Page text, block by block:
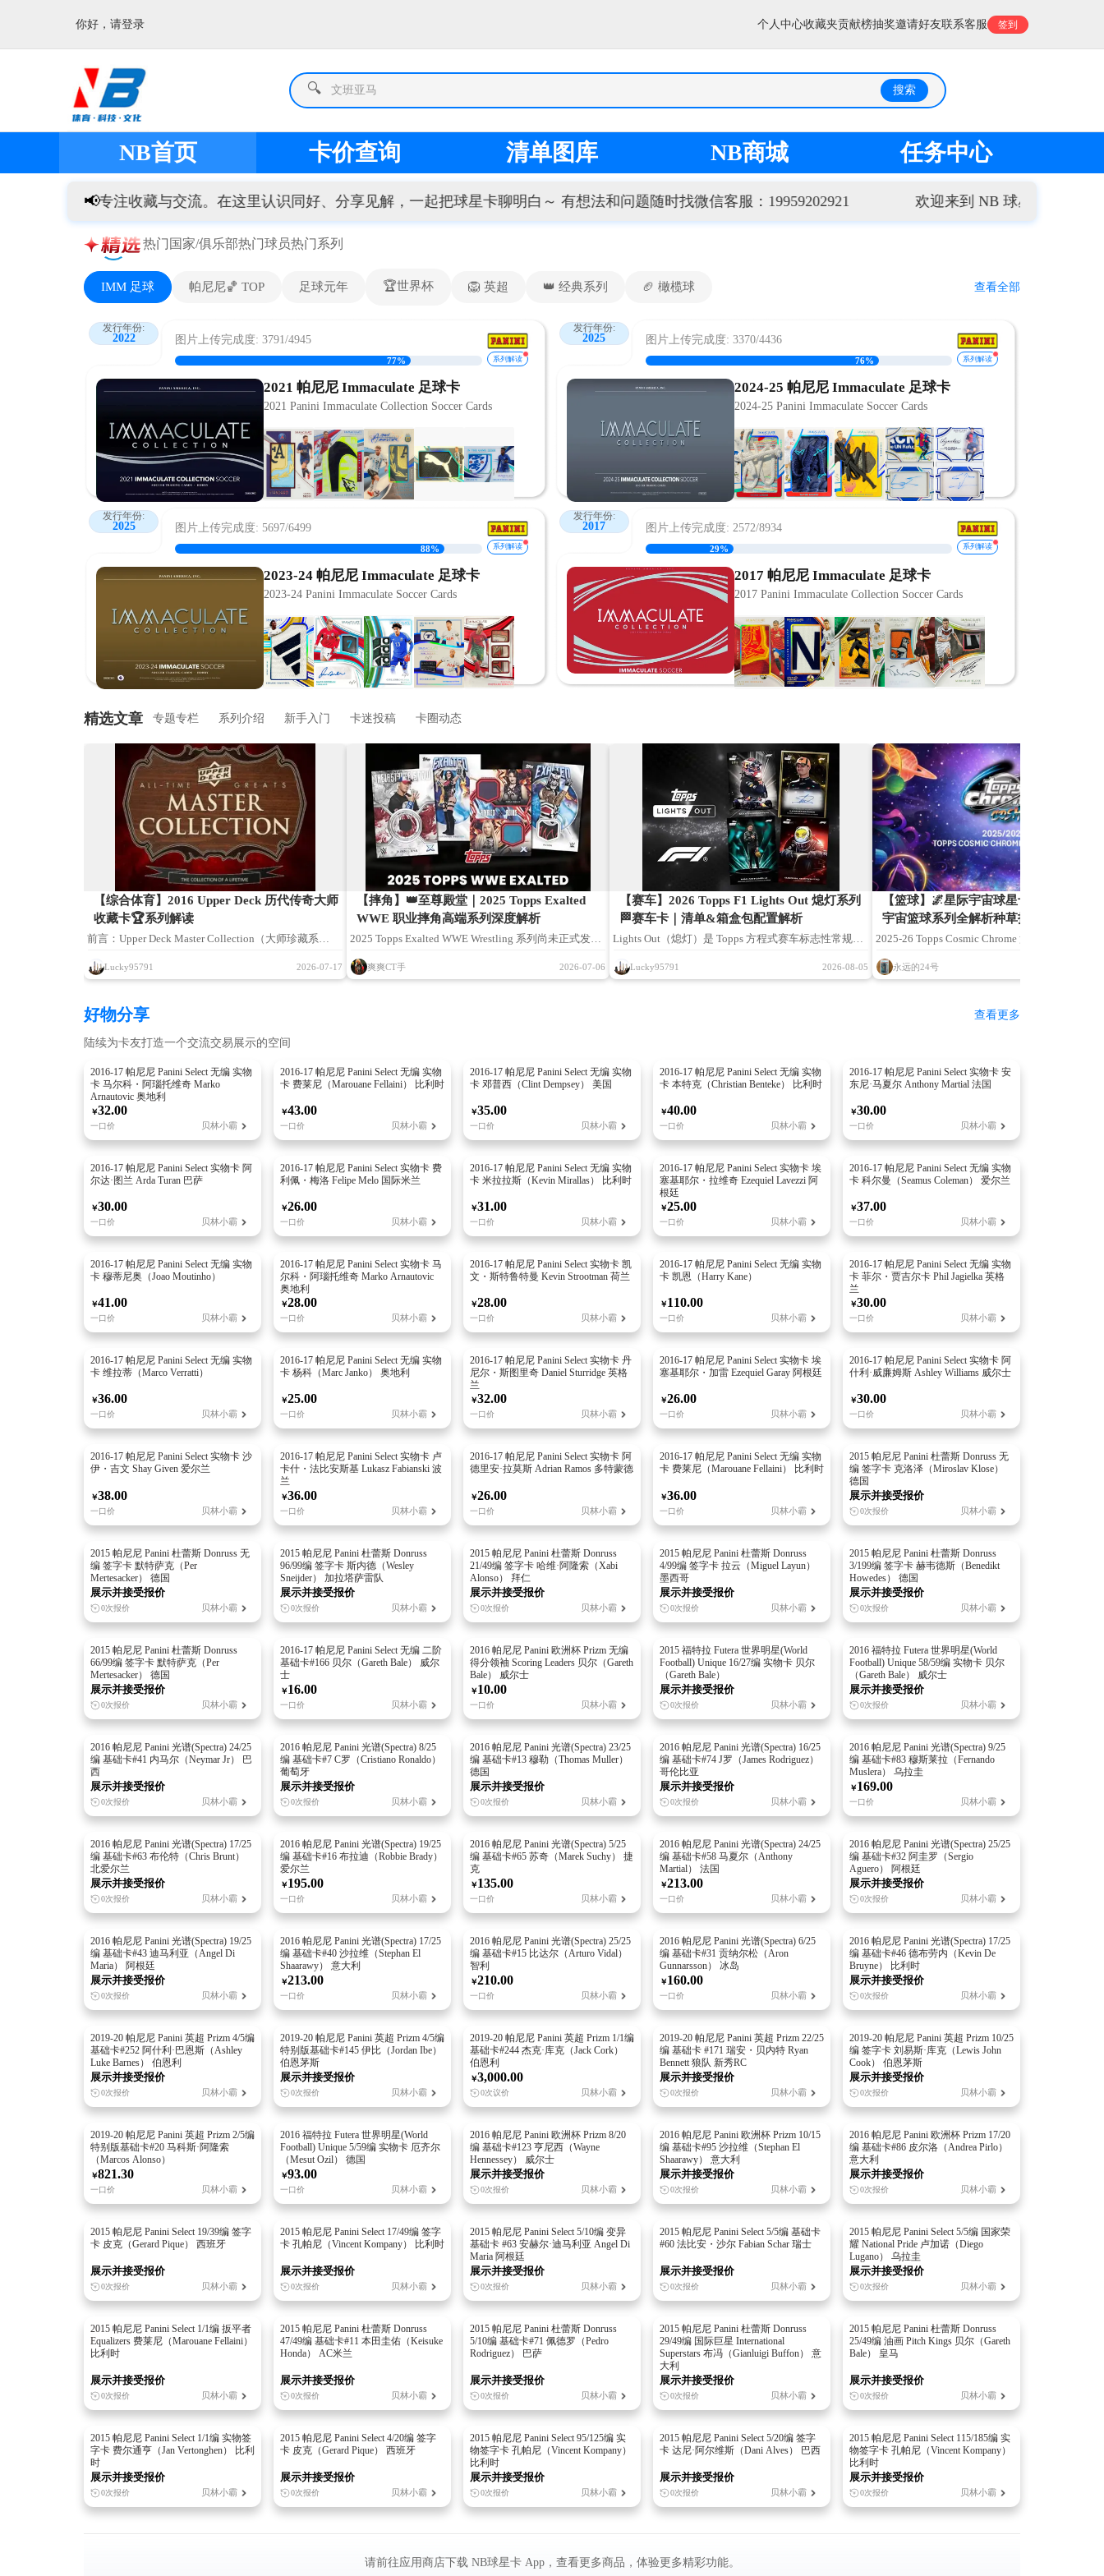
你好，请登录 个人中心收藏夹贡献榜抽奖邀请好友联系客服 签到
🔍 梅西 搜索
NB首页 卡价查询 清单图库 NB商城 任务中心
📢
卡 ✨ 专注收藏与交流。在这里认识同好、分享见解，一起把球星卡聊明白～ 有想法和问题随时找微信客服：19959202921 欢迎来到 NB 球星卡 ✨ 专注收藏
热门国家/俱乐部热门球员热门系列
IMM 足球 帕尼尼🏀 TOP 足球元年 🏆世界杯 🦁 英超 👑 经典系列 🏈 橄榄球 查看全部
发行年份:
2022 图片上传完成度: 3791/4945
77% 系列解读
2021 帕尼尼 Immaculate 足球卡
2021 Panini Immaculate Collection Soccer Cards
发行年份:
2025 图片上传完成度: 3370/4436
76% 系列解读
2024-25 帕尼尼 Immaculate 足球卡
2024-25 Panini Immaculate Soccer Cards
发行年份:
2025 图片上传完成度: 5697/6499
88% 系列解读
2023-24 帕尼尼 Immaculate 足球卡
2023-24 Panini Immaculate Soccer Cards
发行年份:
2017 图片上传完成度: 2572/8934
29% 系列解读
2017 帕尼尼 Immaculate 足球卡
2017 Panini Immaculate Collection Soccer Cards
精选文章 专题专栏 系列介绍 新手入门 卡迷投稿 卡圈动态
【综合体育】2016 Upper Deck 历代传奇大师
收藏卡🏆系列解读
前言：Upper Deck Master Collection（大师珍藏系
列），是 UD 阵营定位殿堂级顶配的高端收藏产品线。
2016 All-Time Greats Master Collection【历代传奇大师
典藏】，打破球星卡与高端艺术收藏品之间的边界。该
系列摒弃传统卡包零售模式，以成套藏品封装于手工实
木典藏木箱定向发售，面向全球顶级藏家打造，集结跨
项目划时代体坛巨星，堪称 Upper Deck 发展史上工艺
与规格最为奢华的成套球星卡代表作之一。
Lucky95791 2026-07-17
【摔角】👑至尊殿堂｜2025 Topps Exalted
WWE 职业摔角高端系列深度解析
2025 Topps Exalted WWE Wrestling 系列尚未正式发
售，本文依托 Topps 官方披露资讯、WWE 球星卡行业
资料、同高端产品线历年产品经验综合整理分析。如有
爽爽CT手 2026-07-06
【赛车】2026 Topps F1 Lights Out 熄灯系列
🏁赛车卡｜清单&箱盒包配置解析
Lights Out（熄灯）是 Topps 方程式赛车标志性常规产
品线，“Lights Out” 取自 F1 发车五盏红灯熄灭、比赛正
式开跑的经典赛场名场面，赛道氛围感极强。本款
限量蓝宝石、旗舰赛车盒，本系列不设置高额门槛，同
步覆盖现役 F1 车手、F2/F3 潜力青年车手、传奇名宿签
字，打通现役热度与新秀长期升值两大收藏赛道，也是
每年 F1 收藏市场流通量最高的基础主线产品。
Lucky95791 2026-08-05
【篮球】🌌星际宇宙球星卡｜2025-26
宇宙篮球系列全解析种草指南🌱
2025-26 Topps Cosmic Chrome 篮球球星卡系列
式发售，本文内容基于 Topps 官方公开资料、海
平台信息、历年同产品线发售经验综合整理分析
永远的24号
好物分享 查看更多
陆续为卡友打造一个交流交易展示的空间
2016-17 帕尼尼 Panini Select 无编 实物
卡 马尔科・阿瑙托维奇 Marko
Arnautovic 奥地利
￥32.00
一口价 贝林小霸
2016-17 帕尼尼 Panini Select 无编 实物
卡 费莱尼（Marouane Fellaini） 比利时
￥43.00
一口价 贝林小霸
2016-17 帕尼尼 Panini Select 无编 实物
卡 邓普西（Clint Dempsey） 美国
￥35.00
一口价 贝林小霸
2016-17 帕尼尼 Panini Select 无编 实物
卡 本特克（Christian Benteke） 比利时
￥40.00
一口价 贝林小霸
2016-17 帕尼尼 Panini Select 实物卡 安
东尼·马夏尔 Anthony Martial 法国
￥30.00
一口价 贝林小霸
2016-17 帕尼尼 Panini Select 实物卡 阿
尔达·图兰 Arda Turan 巴萨
￥30.00
一口价 贝林小霸
2016-17 帕尼尼 Panini Select 实物卡 费
利佩・梅洛 Felipe Melo 国际米兰
￥26.00
一口价 贝林小霸
2016-17 帕尼尼 Panini Select 无编 实物
卡 米拉拉斯（Kevin Mirallas） 比利时
￥31.00
一口价 贝林小霸
2016-17 帕尼尼 Panini Select 实物卡 埃
塞基耶尔・拉维奇 Ezequiel Lavezzi 阿
根廷
￥25.00
一口价 贝林小霸
2016-17 帕尼尼 Panini Select 无编 实物
卡 科尔曼（Seamus Coleman） 爱尔兰
￥37.00
一口价 贝林小霸
2016-17 帕尼尼 Panini Select 无编 实物
卡 穆蒂尼奥（Joao Moutinho）
￥41.00
一口价 贝林小霸
2016-17 帕尼尼 Panini Select 实物卡 马
尔科・阿瑙托维奇 Marko Arnautovic
奥地利
￥28.00
一口价 贝林小霸
2016-17 帕尼尼 Panini Select 实物卡 凯
文・斯特鲁特曼 Kevin Strootman 荷兰
￥28.00
一口价 贝林小霸
2016-17 帕尼尼 Panini Select 无编 实物
卡 凯恩（Harry Kane）
￥110.00
一口价 贝林小霸
2016-17 帕尼尼 Panini Select 无编 实物
卡 菲尔・贾吉尔卡 Phil Jagielka 英格
兰
￥30.00
一口价 贝林小霸
2016-17 帕尼尼 Panini Select 无编 实物
卡 维拉蒂（Marco Verratti）
￥36.00
一口价 贝林小霸
2016-17 帕尼尼 Panini Select 无编 实物
卡 杨科（Marc Janko） 奥地利
￥25.00
一口价 贝林小霸
2016-17 帕尼尼 Panini Select 实物卡 丹
尼尔・斯图里奇 Daniel Sturridge 英格
兰
￥32.00
一口价 贝林小霸
2016-17 帕尼尼 Panini Select 实物卡 埃
塞基耶尔・加雷 Ezequiel Garay 阿根廷
￥26.00
一口价 贝林小霸
2016-17 帕尼尼 Panini Select 实物卡 阿
什利·威廉姆斯 Ashley Williams 威尔士
￥30.00
一口价 贝林小霸
2016-17 帕尼尼 Panini Select 实物卡 沙
伊・吉文 Shay Given 爱尔兰
￥38.00
一口价 贝林小霸
2016-17 帕尼尼 Panini Select 实物卡 卢
卡什・法比安斯基 Lukasz Fabianski 波
兰
￥36.00
一口价 贝林小霸
2016-17 帕尼尼 Panini Select 实物卡 阿
德里安·拉莫斯 Adrian Ramos 多特蒙德
￥26.00
一口价 贝林小霸
2016-17 帕尼尼 Panini Select 无编 实物
卡 费莱尼（Marouane Fellaini） 比利时
￥36.00
一口价 贝林小霸
2015 帕尼尼 Panini 杜蕾斯 Donruss 无
编 签字卡 克洛泽（Miroslav Klose）
德国
展示并接受报价
0次报价 贝林小霸
2015 帕尼尼 Panini 杜蕾斯 Donruss 无
编 签字卡 默特萨克（Per
Mertesacker） 德国
展示并接受报价
0次报价 贝林小霸
2015 帕尼尼 Panini 杜蕾斯 Donruss
96/99编 签字卡 斯内德（Wesley
Sneijder） 加拉塔萨雷队
展示并接受报价
0次报价 贝林小霸
2015 帕尼尼 Panini 杜蕾斯 Donruss
21/49编 签字卡 哈维·阿隆索（Xabi
Alonso） 拜仁
展示并接受报价
0次报价 贝林小霸
2015 帕尼尼 Panini 杜蕾斯 Donruss
4/99编 签字卡 拉云（Miguel Layun）
墨西哥
展示并接受报价
0次报价 贝林小霸
2015 帕尼尼 Panini 杜蕾斯 Donruss
3/199编 签字卡 赫韦德斯（Benedikt
Howedes） 德国
展示并接受报价
0次报价 贝林小霸
2015 帕尼尼 Panini 杜蕾斯 Donruss
66/99编 签字卡 默特萨克（Per
Mertesacker） 德国
展示并接受报价
0次报价 贝林小霸
2016-17 帕尼尼 Panini Select 无编 二阶
基础卡#166 贝尔（Gareth Bale） 威尔
士
￥16.00
一口价 贝林小霸
2016 帕尼尼 Panini 欧洲杯 Prizm 无编
得分领袖 Scoring Leaders 贝尔（Gareth
Bale） 威尔士
￥10.00
一口价 贝林小霸
2015 福特拉 Futera 世界明星(World
Football) Unique 16/27编 实物卡 贝尔
（Gareth Bale）
展示并接受报价
0次报价 贝林小霸
2016 福特拉 Futera 世界明星(World
Football) Unique 58/59编 实物卡 贝尔
（Gareth Bale） 威尔士
展示并接受报价
0次报价 贝林小霸
2016 帕尼尼 Panini 光谱(Spectra) 24/25
编 基础卡#41 内马尔（Neymar Jr） 巴
西
展示并接受报价
0次报价 贝林小霸
2016 帕尼尼 Panini 光谱(Spectra) 8/25
编 基础卡#7 C罗（Cristiano Ronaldo）
葡萄牙
展示并接受报价
0次报价 贝林小霸
2016 帕尼尼 Panini 光谱(Spectra) 23/25
编 基础卡#13 穆勒（Thomas Muller）
德国
展示并接受报价
0次报价 贝林小霸
2016 帕尼尼 Panini 光谱(Spectra) 16/25
编 基础卡#74 J罗（James Rodriguez）
哥伦比亚
展示并接受报价
0次报价 贝林小霸
2016 帕尼尼 Panini 光谱(Spectra) 9/25
编 基础卡#83 穆斯莱拉（Fernando
Muslera） 乌拉圭
￥169.00
一口价 贝林小霸
2016 帕尼尼 Panini 光谱(Spectra) 17/25
编 基础卡#63 布伦特（Chris Brunt）
北爱尔兰
展示并接受报价
0次报价 贝林小霸
2016 帕尼尼 Panini 光谱(Spectra) 19/25
编 基础卡#16 布拉迪（Robbie Brady）
爱尔兰
￥195.00
一口价 贝林小霸
2016 帕尼尼 Panini 光谱(Spectra) 5/25
编 基础卡#65 苏奇（Marek Suchy） 捷
克
￥135.00
一口价 贝林小霸
2016 帕尼尼 Panini 光谱(Spectra) 24/25
编 基础卡#58 马夏尔（Anthony
Martial） 法国
￥213.00
一口价 贝林小霸
2016 帕尼尼 Panini 光谱(Spectra) 25/25
编 基础卡#32 阿圭罗（Sergio
Aguero） 阿根廷
展示并接受报价
0次报价 贝林小霸
2016 帕尼尼 Panini 光谱(Spectra) 19/25
编 基础卡#43 迪马利亚（Angel Di
Maria） 阿根廷
展示并接受报价
0次报价 贝林小霸
2016 帕尼尼 Panini 光谱(Spectra) 17/25
编 基础卡#40 沙拉维（Stephan El
Shaarawy） 意大利
￥213.00
一口价 贝林小霸
2016 帕尼尼 Panini 光谱(Spectra) 25/25
编 基础卡#15 比达尔（Arturo Vidal）
智利
￥210.00
一口价 贝林小霸
2016 帕尼尼 Panini 光谱(Spectra) 6/25
编 基础卡#31 贡纳尔松（Aron
Gunnarsson） 冰岛
￥160.00
一口价 贝林小霸
2016 帕尼尼 Panini 光谱(Spectra) 17/25
编 基础卡#46 德布劳内（Kevin De
Bruyne） 比利时
展示并接受报价
0次报价 贝林小霸
2019-20 帕尼尼 Panini 英超 Prizm 4/5编
基础卡#252 阿什利·巴恩斯（Ashley
Luke Barnes） 伯恩利
展示并接受报价
0次报价 贝林小霸
2019-20 帕尼尼 Panini 英超 Prizm 4/5编
特别版基础卡#145 伊比（Jordan Ibe）
伯恩茅斯
展示并接受报价
0次报价 贝林小霸
2019-20 帕尼尼 Panini 英超 Prizm 1/1编
基础卡#244 杰克·库克（Jack Cork）
伯恩利
￥3,000.00
0次议价 贝林小霸
2019-20 帕尼尼 Panini 英超 Prizm 22/25
编 基础卡 #171 瑞安・贝内特 Ryan
Bennett 狼队 新秀RC
展示并接受报价
0次报价 贝林小霸
2019-20 帕尼尼 Panini 英超 Prizm 10/25
编 签字卡 刘易斯·库克（Lewis John
Cook） 伯恩茅斯
展示并接受报价
0次报价 贝林小霸
2019-20 帕尼尼 Panini 英超 Prizm 2/5编
特别版基础卡#20 马科斯·阿隆索
（Marcos Alonso）
￥821.30
一口价 贝林小霸
2016 福特拉 Futera 世界明星(World
Football) Unique 5/59编 实物卡 厄齐尔
（Mesut Ozil） 德国
￥93.00
一口价 贝林小霸
2016 帕尼尼 Panini 欧洲杯 Prizm 8/20
编 基础卡#123 亨尼西（Wayne
Hennessey） 威尔士
展示并接受报价
0次报价 贝林小霸
2016 帕尼尼 Panini 欧洲杯 Prizm 10/15
编 基础卡#95 沙拉维（Stephan El
Shaarawy） 意大利
展示并接受报价
0次报价 贝林小霸
2016 帕尼尼 Panini 欧洲杯 Prizm 17/20
编 基础卡#86 皮尔洛（Andrea Pirlo）
意大利
展示并接受报价
0次报价 贝林小霸
2015 帕尼尼 Panini Select 19/39编 签字
卡 皮克（Gerard Pique） 西班牙
展示并接受报价
0次报价 贝林小霸
2015 帕尼尼 Panini Select 17/49编 签字
卡 孔帕尼（Vincent Kompany） 比利时
展示并接受报价
0次报价 贝林小霸
2015 帕尼尼 Panini Select 5/10编 变异
基础卡 #63 安赫尔·迪马利亚 Angel Di
Maria 阿根廷
展示并接受报价
0次报价 贝林小霸
2015 帕尼尼 Panini Select 5/5编 基础卡
#60 法比安・沙尔 Fabian Schar 瑞士
展示并接受报价
0次报价 贝林小霸
2015 帕尼尼 Panini Select 5/5编 国家荣
耀 National Pride 卢加诺（Diego
Lugano） 乌拉圭
展示并接受报价
0次报价 贝林小霸
2015 帕尼尼 Panini Select 1/1编 扳平者
Equalizers 费莱尼（Marouane Fellaini）
比利时
展示并接受报价
0次报价 贝林小霸
2015 帕尼尼 Panini 杜蕾斯 Donruss
47/49编 基础卡#11 本田圭佑（Keisuke
Honda） AC米兰
展示并接受报价
0次报价 贝林小霸
2015 帕尼尼 Panini 杜蕾斯 Donruss
5/10编 基础卡#71 佩德罗（Pedro
Rodriguez） 巴萨
展示并接受报价
0次报价 贝林小霸
2015 帕尼尼 Panini 杜蕾斯 Donruss
29/49编 国际巨星 International
Superstars 布冯（Gianluigi Buffon） 意
大利
展示并接受报价
0次报价 贝林小霸
2015 帕尼尼 Panini 杜蕾斯 Donruss
25/49编 油画 Pitch Kings 贝尔（Gareth
Bale） 皇马
展示并接受报价
0次报价 贝林小霸
2015 帕尼尼 Panini Select 1/1编 实物签
字卡 费尔通亨（Jan Vertonghen） 比利
时
展示并接受报价
0次报价 贝林小霸
2015 帕尼尼 Panini Select 4/20编 签字
卡 皮克（Gerard Pique） 西班牙
展示并接受报价
0次报价 贝林小霸
2015 帕尼尼 Panini Select 95/125编 实
物签字卡 孔帕尼（Vincent Kompany）
比利时
展示并接受报价
0次报价 贝林小霸
2015 帕尼尼 Panini Select 5/20编 签字
卡 达尼·阿尔维斯（Dani Alves） 巴西
展示并接受报价
0次报价 贝林小霸
2015 帕尼尼 Panini Select 115/185编 实
物签字卡 孔帕尼（Vincent Kompany）
比利时
展示并接受报价
0次报价 贝林小霸
请前往应用商店下载 NB球星卡 App，查看更多商品，体验更多精彩功能。